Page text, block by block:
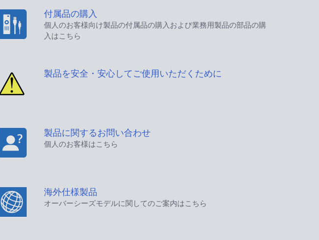
付属品の購入
個人のお客様向け製品の付属品の購入および業務用製品の部品の購
入はこちら
製品を安全・安心してご使用いただくために
製品に関するお問い合わせ
個人のお客様はこちら
海外仕様製品
オーバーシーズモデルに関してのご案内はこちら